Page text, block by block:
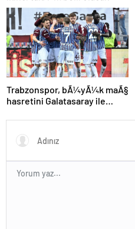
Trabzonspor, bÃ¼yÃ¼k maÃ§
hasretini Galatasaray ile